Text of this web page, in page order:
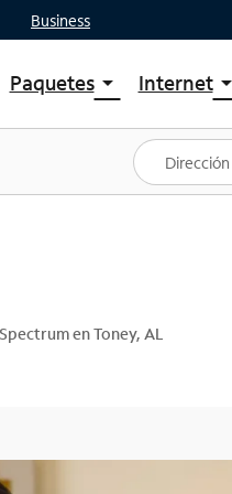
Business
Paquetesarrow_drop_down
Ver paquetes
Spectrum One
Mejores ofertas
Internetarrow_drop_down
Planes
en Toney, AL